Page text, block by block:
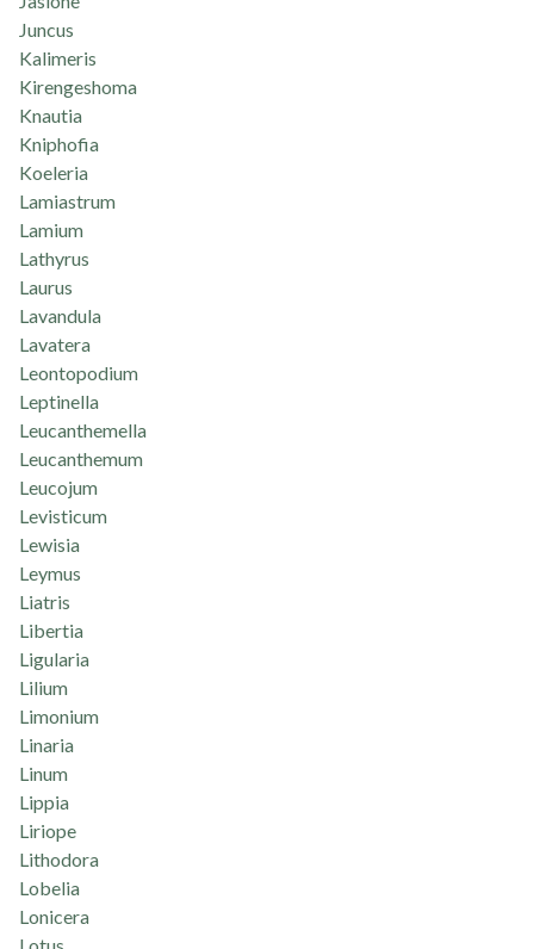
Juncus
Kalimeris
Kirengeshoma
Knautia
Kniphofia
Koeleria
Lamiastrum
Lamium
Lathyrus
Laurus
Lavandula
Lavatera
Leontopodium
Leptinella
Leucanthemella
Leucanthemum
Leucojum
Levisticum
Lewisia
Leymus
Liatris
Libertia
Ligularia
Lilium
Limonium
Linaria
Linum
Lippia
Liriope
Lithodora
Lobelia
Lonicera
Lotus